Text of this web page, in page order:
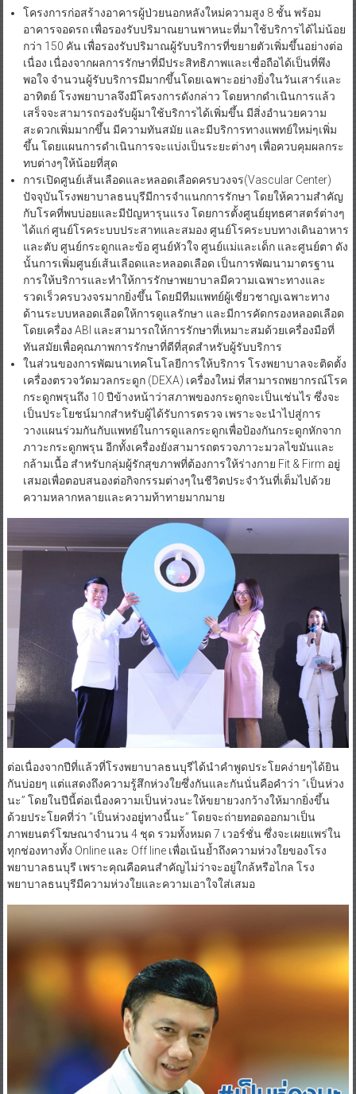
โครงการก่อสร้างอาคารผู้ป่วยนอกหลังใหม่ความสูง 8 ชั้น พร้อม
อาคารจอดรถ เพื่อรองรับปริมาณยานพาหนะที่มาใช้บริการได้ไม่น้อย
กว่า 150 คัน เพื่อรองรับปริมาณผู้รับบริการที่ขยายตัวเพิ่มขึ้นอย่างต่อ
เนื่อง เนื่องจากผลการรักษาที่มีประสิทธิภาพและเชื่อถือได้เป็นที่พึง
พอใจ จำนวนผู้รับบริการมีมากขึ้นโดยเฉพาะอย่างยิ่งในวันเสาร์และ
อาทิตย์ โรงพยาบาลจึงมีโครงการดังกล่าว โดยหากดำเนินการแล้ว
เสร็จจะสามารถรองรับผู้มาใช้บริการได้เพิ่มขึ้น มีสิ่งอำนวยความ
สะดวกเพิ่มมากขึ้น มีความทันสมัย และมีบริการทางแพทย์ใหม่ๆเพิ่ม
ขึ้น โดยแผนการดำเนินการจะแบ่งเป็นระยะต่างๆ เพื่อควบคุมผลกระ
ทบต่างๆให้น้อยที่สุด
การเปิดศูนย์เส้นเลือดและหลอดเลือดครบวงจร(Vascular Center)
ปัจจุบันโรงพยาบาลธนบุรีมีการจำแนกการรักษา โดยให้ความสำคัญ
กับโรคที่พบบ่อยและมีปัญหารุนแรง โดยการตั้งศูนย์ยุทธศาสตร์ต่างๆ
ได้แก่ ศูนย์โรคระบบประสาทและสมอง ศูนย์โรคระบบทางเดินอาหาร
และตับ ศูนย์กระดูกและข้อ ศูนย์หัวใจ ศูนย์แม่และเด็ก และศูนย์ตา ดัง
นั้นการเพิ่มศูนย์เส้นเลือดและหลอดเลือด เป็นการพัฒนามาตรฐาน
การให้บริการและทำให้การรักษาพยาบาลมีความเฉพาะทางและ
รวดเร็วครบวงจรมากยิ่งขึ้น โดยมีทีมแพทย์ผู้เชี่ยวชาญเฉพาะทาง
ด้านระบบหลอดเลือดให้การดูแลรักษา และมีการคัดกรองหลอดเลือด
โดยเครื่อง ABI และสามารถให้การรักษาที่เหมาะสมด้วยเครื่องมือที่
ทันสมัยเพื่อคุณภาพการรักษาที่ดีที่สุดสำหรับผู้รับบริการ
ในส่วนของการพัฒนาเทคโนโลยีการให้บริการ โรงพยาบาลจะติดตั้ง
เครื่องตรวจวัดมวลกระดูก (DEXA) เครื่องใหม่ ที่สามารถพยากรณ์โรค
กระดูกพรุนถึง 10 ปีข้างหน้าว่าสภาพของกระดูกจะเป็นเช่นไร ซึ่งจะ
เป็นประโยชน์มากสำหรับผู้ได้รับการตรวจ เพราะจะนำไปสู่การ
วางแผนร่วมกันกับแพทย์ในการดูแลกระดูกเพื่อป้องกันกระดูกหักจาก
ภาวะกระดูกพรุน อีกทั้งเครื่องยังสามารถตรวจภาวะมวลไขมันและ
กล้ามเนื้อ สำหรับกลุ่มผู้รักสุขภาพที่ต้องการให้ร่างกาย Fit & Firm อยู่
เสมอเพื่อตอบสนองต่อกิจกรรมต่างๆในชีวิตประจำวันที่เต็มไปด้วย
ความหลากหลายและความท้าทายมากมาย
ต่อเนื่องจากปีที่แล้วที่โรงพยาบาลธนบุรีได้นำคำพูดประโยคง่ายๆได้ยิน
กันบ่อยๆ แต่แสดงถึงความรู้สึกห่วงใยซึ่งกันและกันนั่นคือคำว่า “เป็นห่วง
นะ” โดยในปีนี้ต่อเนื่องความเป็นห่วงนะให้ขยายวงกว้างให้มากยิ่งขึ้น
ด้วยประโยคที่ว่า “เป็นห่วงอยู่ทางนี้นะ” โดยจะถ่ายทอดออกมาเป็น
ภาพยนตร์โฆษณาจำนวน 4 ชุด รวมทั้งหมด 7 เวอร์ชั่น ซึ่งจะเผยแพร่ใน
ทุกช่องทางทั้ง Online และ Off line เพื่อเน้นย้ำถึงความห่วงใยของโรง
พยาบาลธนบุรี เพราะคุณคือคนสำคัญไม่ว่าจะอยู่ใกล้หรือไกล โรง
พยาบาลธนบุรีมีความห่วงใยและความเอาใจใส่เสมอ